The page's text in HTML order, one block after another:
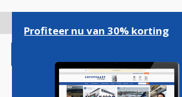
gaan
Profiteer nu van 30% korting